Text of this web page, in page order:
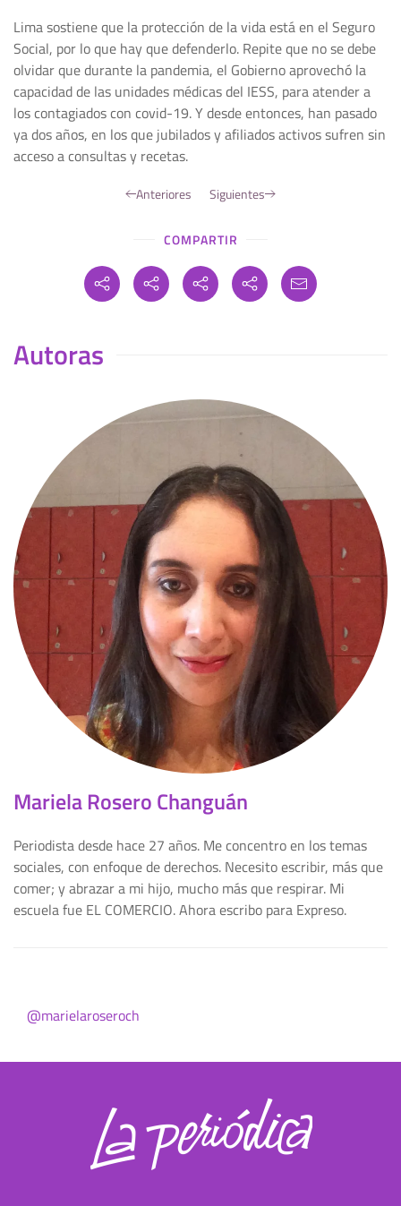
Lima sostiene que la protección de la vida está en el Seguro
Social, por lo que hay que defenderlo. Repite que no se debe
olvidar que durante la pandemia, el Gobierno aprovechó la
capacidad de las unidades médicas del IESS, para atender a
los contagiados con covid-19. Y desde entonces, han pasado
ya dos años, en los que jubilados y afiliados activos sufren sin
acceso a consultas y recetas.
Anteriores Siguientes
COMPARTIR
Autoras
Mariela Rosero Changuán
Periodista desde hace 27 años. Me concentro en los temas
sociales, con enfoque de derechos. Necesito escribir, más que
comer; y abrazar a mi hijo, mucho más que respirar. Mi
escuela fue EL COMERCIO. Ahora escribo para Expreso.
@marielaroseroch